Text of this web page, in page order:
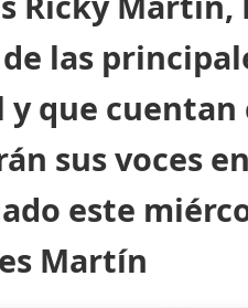
las
que
sus voces
este
Martín